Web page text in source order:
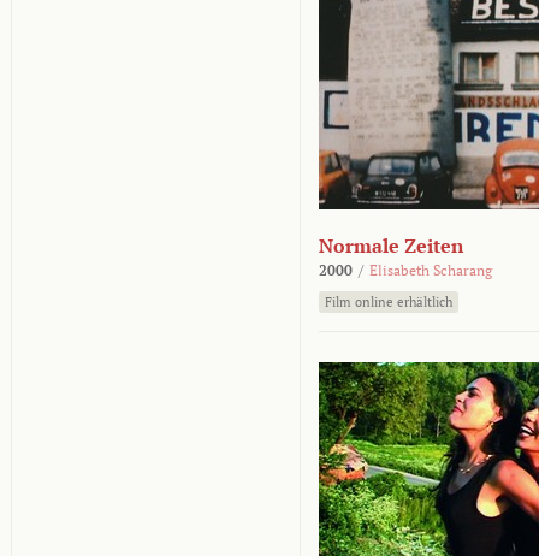
Normale Zeiten
2000 / Elisabeth Scharang
Film online erhältlich